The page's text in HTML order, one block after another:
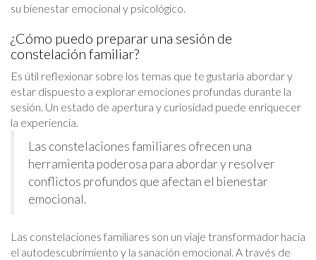
su bienestar emocional y psicológico.
¿Cómo puedo preparar una sesión de
constelación familiar?
Es útil reflexionar sobre los temas que te gustaría abordar y
estar dispuesto a explorar emociones profundas durante la
sesión. Un estado de apertura y curiosidad puede enriquecer
la experiencia.
Las constelaciones familiares ofrecen una
herramienta poderosa para abordar y resolver
conflictos profundos que afectan el bienestar
emocional.
Las constelaciones familiares son un viaje transformador hacia
el autodescubrimiento y la sanación emocional. A través de